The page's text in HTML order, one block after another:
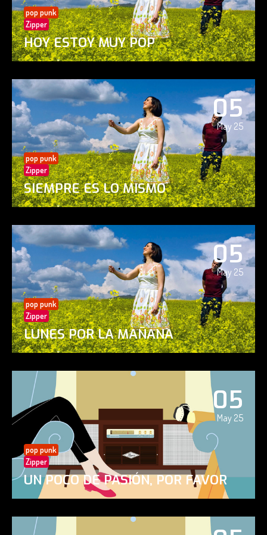
pop punk
Zipper
HOY ESTOY MUY POP
05
May 25
pop punk
Zipper
SIEMPRE ES LO MISMO
05
May 25
pop punk
Zipper
LUNES POR LA MAÑANA
05
May 25
pop punk
Zipper
UN POCO DE PASIÓN, POR FAVOR